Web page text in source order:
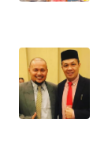
WN
BANTEN